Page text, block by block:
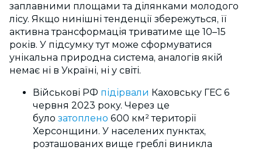
заплавними площами та ділянками молодого
лісу. Якщо нинішні тенденції збережуться, її
активна трансформація триватиме ще 10–15
років. У підсумку тут може сформуватися
унікальна природна система, аналогів якій
немає ні в Україні, ні у світі.
Військові РФ підірвали Каховську ГЕС 6
червня 2023 року. Через це
було затоплено 600 км² території
Херсонщини. У населених пунктах,
розташованих вище греблі виникла